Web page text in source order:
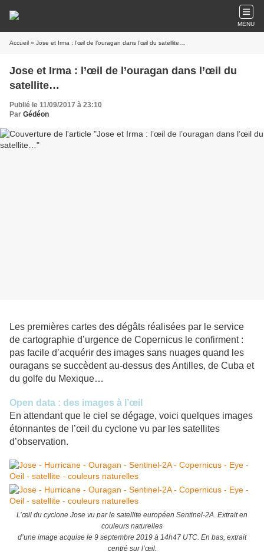
MENU
Accueil » Jose et Irma : l’œil de l’ouragan dans l’œil du satellite…
Jose et Irma : l’œil de l’ouragan dans l’œil du
satellite…
Publié le 11/09/2017 à 23:10
Par Gédéon
Les premières cartes des dégâts réalisées par le service
de cartographie d’urgence de Copernicus le confirment :
pas facile d’acquérir des images sans nuages quand les
ouragans se succèdent au-dessus des Antilles, de Cuba et
du golfe du Mexique…
Open data : des images à l’œil
En attendant que le ciel se dégage, voici quelques images
étonnantes de l’œil du cyclone vu par les satellites
d’observation.
L’œil du cyclone Jose vu par le satellite européen Sentinel-2A. Extrait en
couleurs naturelles
d’une image acquise le 9 septembre 2019 à 14h47 UTC. En bas, extrait
centré sur l’œil.